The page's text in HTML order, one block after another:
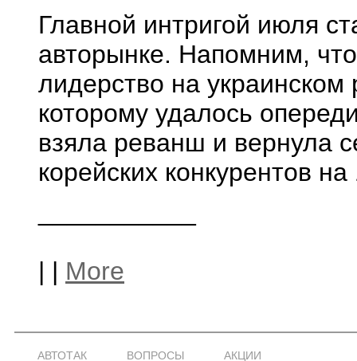
Главной интригой июля
авторынке. Напомним,
лидерство на
которому удалось
взяла реванш и вернула
корейских конкурентов
| | More
АВТОТАК ВОПРОСЫ АКЦИИ